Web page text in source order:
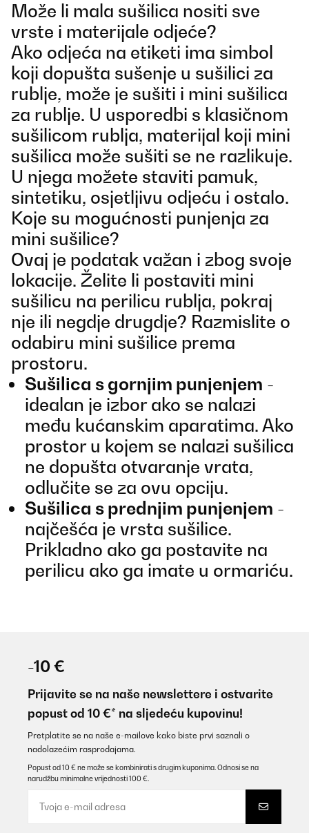
Može li mala sušilica nositi sve
vrste i materijale odjeće?
Ako odjeća na etiketi ima simbol
koji dopušta sušenje u sušilici za
rublje, može je sušiti i mini sušilica
za rublje. U usporedbi s klasičnom
sušilicom rublja, materijal koji mini
sušilica može sušiti se ne razlikuje.
U njega možete staviti pamuk,
sintetiku, osjetljivu odjeću i ostalo.
Koje su mogućnosti punjenja za
mini sušilice?
Ovaj je podatak važan i zbog svoje
lokacije. Želite li postaviti mini
sušilicu na perilicu rublja, pokraj
nje ili negdje drugdje? Razmislite o
odabiru mini sušilice prema
prostoru.
Sušilica s gornjim punjenjem -
idealan je izbor ako se nalazi
među kućanskim aparatima. Ako
prostor u kojem se nalazi sušilica
ne dopušta otvaranje vrata,
odlučite se za ovu opciju.
Sušilica s prednjim punjenjem -
najčešća je vrsta sušilice.
Prikladno ako ga postavite na
perilicu ako ga imate u ormariću.
-10 €
Prijavite se na naše newslettere i ostvarite
popust od 10 €* na sljedeću kupovinu!
Pretplatite se na naše e-mailove kako biste prvi saznali o
nadolazećim rasprodajama.
Popust od 10 € ne može se kombinirati s drugim kuponima. Odnosi se na
narudžbu minimalne vrijednosti 100 €.